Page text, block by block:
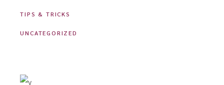
TIPS & TRICKS
UNCATEGORIZED